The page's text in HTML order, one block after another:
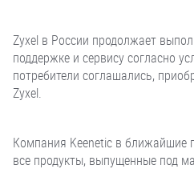
Zyxel в России продолжает
поддержке и сервису согласно
потребители соглашались,
Zyxel.
Компания Keenetic в ближайшие
все продукты, выпущенные под